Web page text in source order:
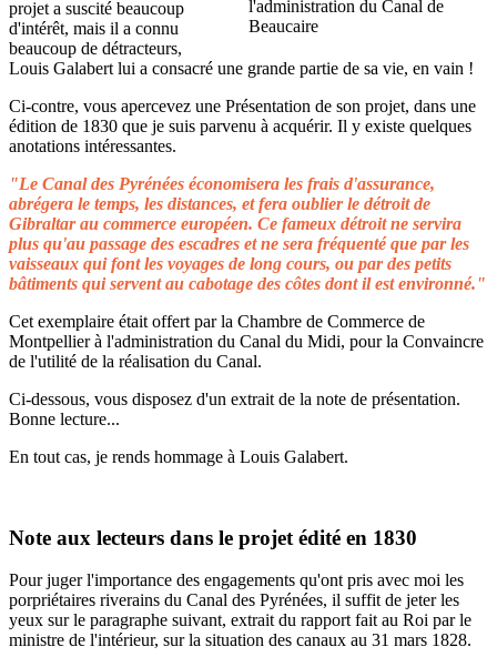
projet a suscité beaucoup
d'intérêt, mais il a connu
beaucoup de détracteurs,
Louis Galabert lui a consacré une grande partie de sa vie, en vain !
Ci-contre, vous apercevez une Présentation de son projet, dans une
édition de 1830 que je suis parvenu à acquérir. Il y existe quelques
anotations intéressantes.
"Le Canal des Pyrénées économisera les frais d'assurance,
abrégera le temps, les distances, et fera oublier le détroit de
Gibraltar au commerce européen. Ce fameux détroit ne servira
plus qu'au passage des escadres et ne sera fréquenté que par les
vaisseaux qui font les voyages de long cours, ou par des petits
bâtiments qui servent au cabotage des côtes dont il est environné."
Cet exemplaire était offert par la Chambre de Commerce de
Montpellier à l'administration du Canal du Midi, pour la Convaincre
de l'utilité de la réalisation du Canal.
Ci-dessous, vous disposez d'un extrait de la note de présentation.
Bonne lecture...
En tout cas, je rends hommage à Louis Galabert.
Note aux lecteurs dans le projet édité en 1830
Pour juger l'importance des engagements qu'ont pris avec moi les
porpriétaires riverains du Canal des Pyrénées, il suffit de jeter les
yeux sur le paragraphe suivant, extrait du rapport fait au Roi par le
ministre de l'intérieur, sur la situation des canaux au 31 mars 1828.